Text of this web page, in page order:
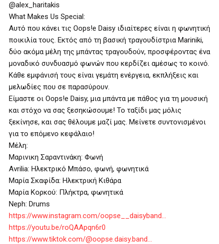
@alex_haritakis
What Makes Us Special:
Αυτό που κάνει τις Oops!e Daisy ιδιαίτερες είναι η φωνητική
ποικιλία τους. Εκτός από τη βασική τραγουδίστρια Mariniki,
δύο ακόμα μέλη της μπάντας τραγουδούν, προσφέροντας ένα
μοναδικό συνδυασμό φωνών που κερδίζει αμέσως το κοινό.
Κάθε εμφάνισή τους είναι γεμάτη ενέργεια, εκπλήξεις και
μελωδίες που σε παρασύρουν.
Είμαστε οι Oops!e Daisy, μια μπάντα με πάθος για τη μουσική
και στόχο να σας ξεσηκώσουμε! Το ταξίδι μας μόλις
ξεκίνησε, και σας θέλουμε μαζί μας. Μείνετε συντονισμένοι
για το επόμενο κεφάλαιο!
Μέλη:
Μαρινικη Σαραντινάκη: Φωνή
Avrilia: Ηλεκτρικό Μπάσο, φωνή, φωνητικά
Μαρία Σκαφίδα: Ηλεκτρική Κιθάρα
Μαρία Κορκού: Πλήκτρα, φωνητικά
Neph: Drums
https://www.instagram.com/oopse__daisyband…
https://youtu.be/roQAApqn6r0
https://www.tiktok.com/@oopse.daisy.band…